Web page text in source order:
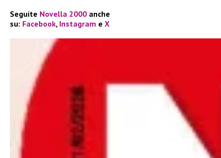
Seguite Novella 2000 anche
su: Facebook, Instagram e X